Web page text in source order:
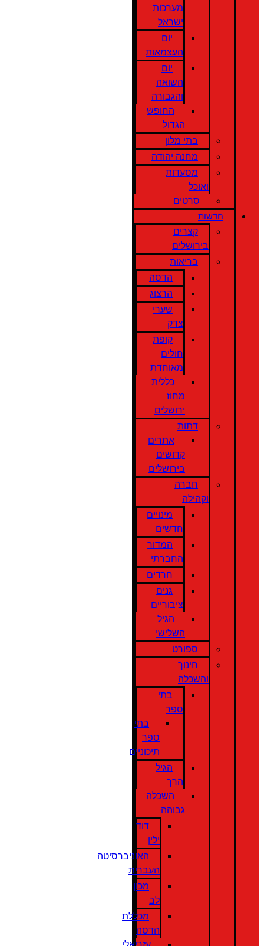
מערכות
ישראל
יום
העצמאות
יום
השואה
והגבורה
החופש
הגדול
בתי מלון
מחנה יהודה
מסעדות
ואוכל
סרטים
חדשות
קצרים
בירושלים
בריאות
הדסה
הרצוג
שערי
צדק
קופת
חולים
מאוחדת
כללית
מחוז
ירושלים
דתות
אתרים
קדושים
בירושלים
חברה
וקהילה
מינויים
חדשים
המדור
החברתי
חרדים
גנים
ציבוריים
הגיל
השלישי
ספורט
חינוך
והשכלה
בתי
ספר
בתי
ספר
תיכוניים
הגיל
הרך
השכלה
גבוהה
דוד
ילין
האוניברסיטה
העברית
מכון
לב
מכללת
הדסה